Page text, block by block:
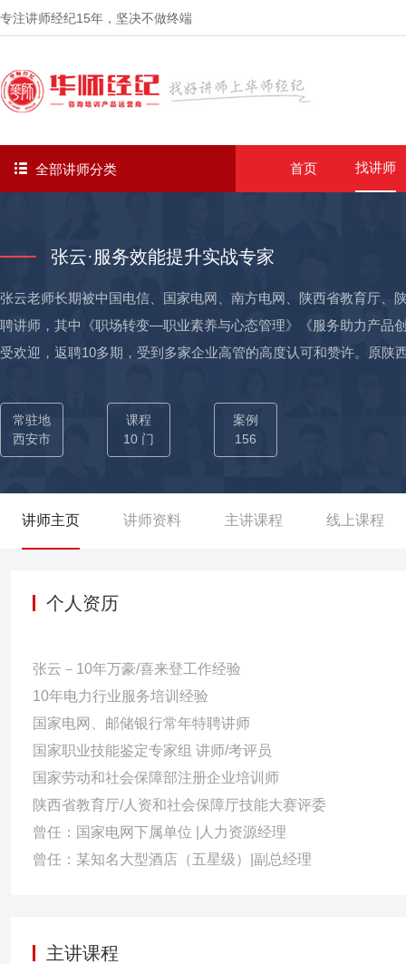
专注讲师经纪15年 ，坚决不做终端
全部讲师分类 首页 找讲师
张云·服务效能提升实战专家
张云老师长期被中国电信、国家电网、南方电网、陕西省教育厅、
聘讲师，其中《职场转变—职业素养与心态管理》《服务助力产品
受欢迎，返聘10多期，受到多家企业高管的高度认可和赞许。原陕
部商学院有关服务知识、服务技能、服务沟通、服务礼仪、管理技
求和考核员工必备的职业素养、礼仪风范，塑造了老师谦和有礼
遵循的“有所为，有所不为”的职业风格。以上这些素养知识点与职
排和真诚的经验分享，受到员工的一致好评和喜爱。良好的口碑
进文明单位”奠定基础，并被评为年度“管理创新”二等奖。在内蒙
常驻地
西安市
课程
10 门
案例
156
讲师主页 讲师资料 主讲课程 线上课程
个人资历
张云－10年万豪/喜来登工作经验
10年电力行业服务培训经验
国家电网、邮储银行常年特聘讲师
国家职业技能鉴定专家组 讲师/考评员
国家劳动和社会保障部注册企业培训师
陕西省教育厅/人资和社会保障厅技能大赛评委
曾任：国家电网下属单位 |人力资源经理
曾任：某知名大型酒店（五星级）|副总经理
主讲课程